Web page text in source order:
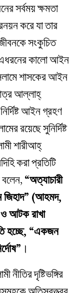
সর্বময় ক্ষমতা
করে যা তার
জীবনকে সংকুচিত
কালো আইন
শাসকের আইন
আল্লাহ্‌
আইন গ্রহণ
রয়েছে সুনির্দিষ্ট
শারীআহ্‌
করা প্রতিটি
মুসলিমের ঈমানী দায়িত্ব। রাসূলুল্লাহ্‌ ﷺ বলেন, “অত্যাচারী
জিহাদ” (আহমদ,
ও আটক রাখা
হচ্ছে, “একজন
।
নীতির দৃষ্টিভঙ্গির